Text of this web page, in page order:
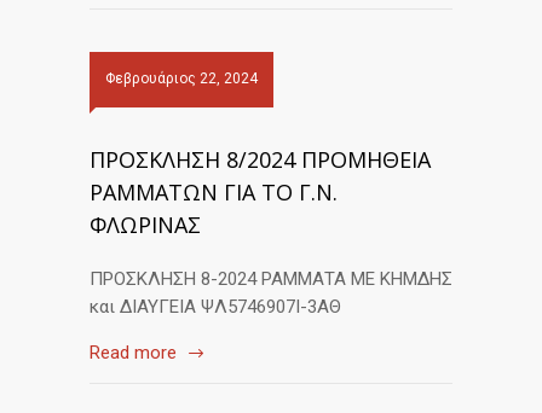
Φεβρουάριος 22, 2024
ΠΡΟΣΚΛΗΣΗ 8/2024 ΠΡΟΜΗΘΕΙΑ
ΡΑΜΜΑΤΩΝ ΓΙΑ ΤΟ Γ.Ν.
ΦΛΩΡΙΝΑΣ
ΠΡΟΣΚΛΗΣΗ 8-2024 ΡΑΜΜΑΤΑ ΜΕ ΚΗΜΔΗΣ
και ΔΙΑΥΓΕΙΑ ΨΛ5746907Ι-3ΑΘ
Read more